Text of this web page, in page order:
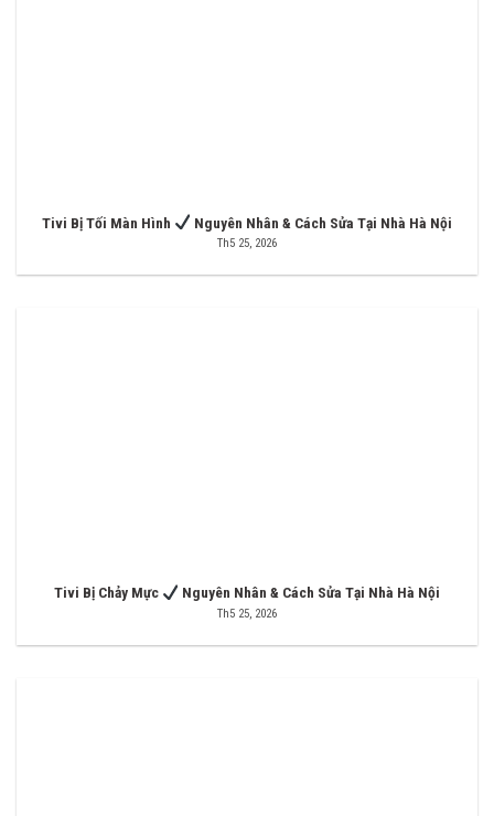
Tivi Bị Tối Màn Hình Nguyên Nhân & Cách Sửa Tại Nhà Hà Nội
Th5 25, 2026
Tivi Bị Chảy Mực Nguyên Nhân & Cách Sửa Tại Nhà Hà Nội
Th5 25, 2026